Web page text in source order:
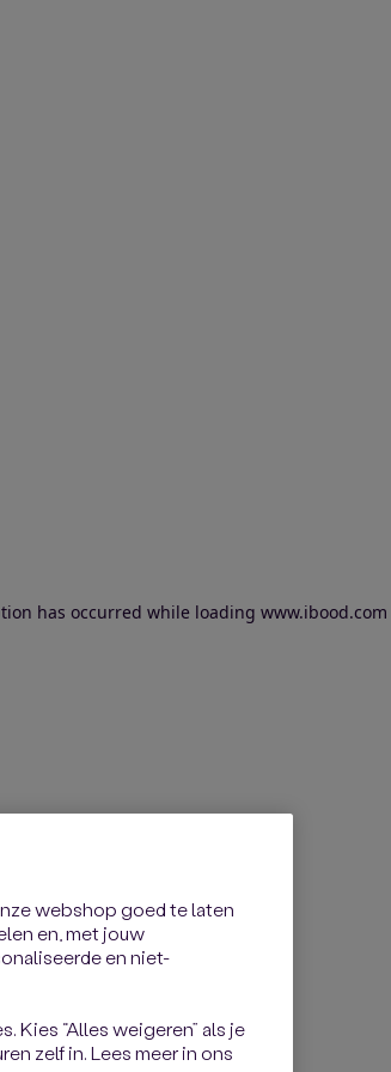
has occurred while loading www.ibood.com
webshop goed te laten
en, met jouw
en niet-
Kies “Alles weigeren” als je
zelf in. Lees meer in ons